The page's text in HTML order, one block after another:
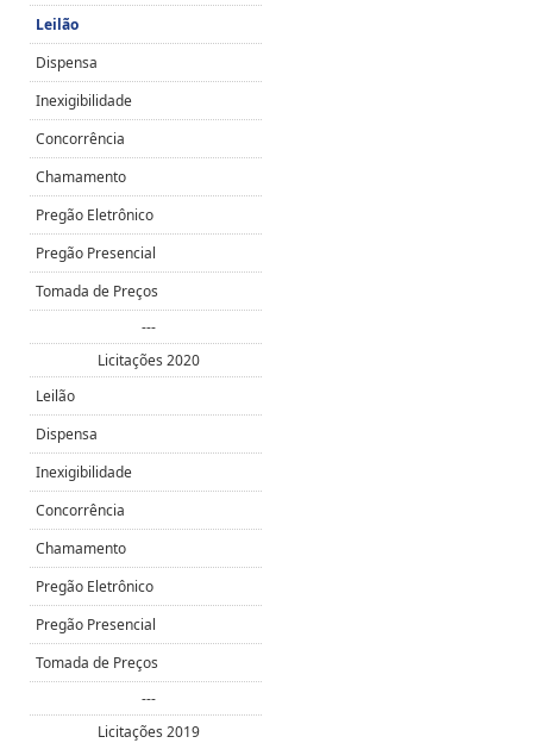
Leilão
Dispensa
Inexigibilidade
Concorrência
Chamamento
Pregão Eletrônico
Pregão Presencial
Tomada de Preços
---
Licitações 2020
Leilão
Dispensa
Inexigibilidade
Concorrência
Chamamento
Pregão Eletrônico
Pregão Presencial
Tomada de Preços
---
Licitações 2019